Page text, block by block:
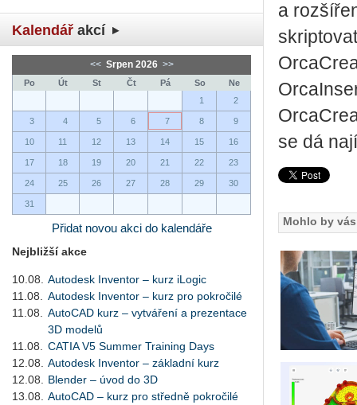
Kalendář akcí
<< Srpen 2026 >>
Po Út St Čt Pá So
Ne
1
2
3 4 5 6 7 8 9
10 11 12 13 14 15 16
17 18 19 20 21 22 23
24 25 26 27 28 29 30
31
Přidat novou akci do kalendáře
Nejbližší akce
10.08.
Autodesk Inventor – kurz iLogic
11.08.
Autodesk Inventor – kurz pro pokročilé
11.08.
AutoCAD kurz – vytváření a prezentace
3D modelů
11.08.
CATIA V5 Summer Training Days
12.08.
Autodesk Inventor – základní kurz
12.08.
Blender – úvod do 3D
13.08.
AutoCAD – kurz pro středně pokročilé
a
se dá
Mohlo by